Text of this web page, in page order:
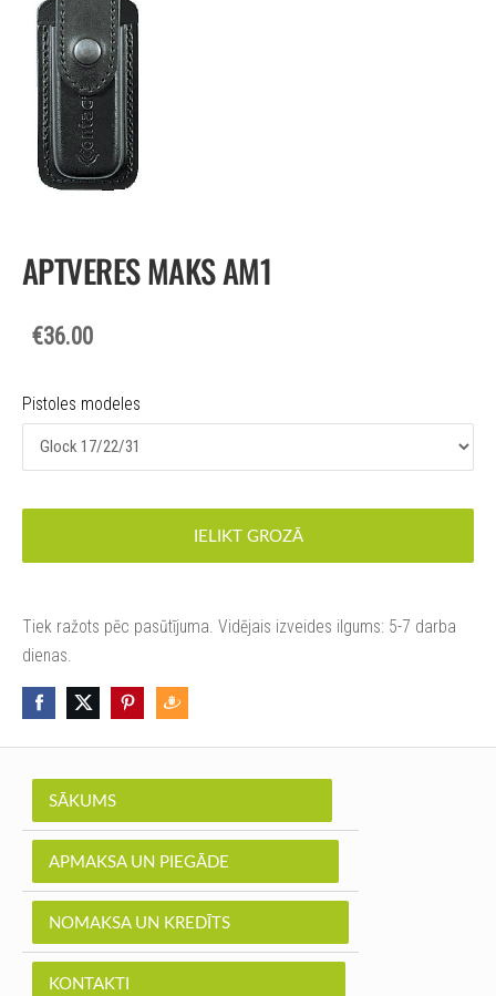
SĀKUMS
APMAKSA UN PIEGĀDE
NOMAKSA UN KREDĪTS
KONTAKTI
APTVERES MAKS AM1
€36.00
Pistoles modeles
IELIKT GROZĀ
Tiek ražots pēc pasūtījuma. Vidējais izveides ilgums: 5-7 darba
dienas.